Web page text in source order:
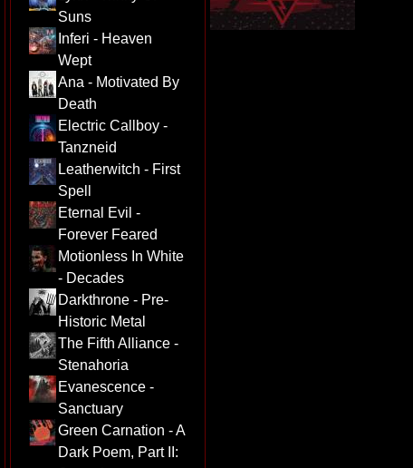
Suns
Inferi - Heaven
Wept
Ana - Motivated By
Death
Electric Callboy -
Tanzneid
Leatherwitch - First
Spell
Eternal Evil -
Forever Feared
Motionless In White
- Decades
Darkthrone - Pre-
Historic Metal
The Fifth Alliance -
Stenahoria
Evanescence -
Sanctuary
Green Carnation - A
Dark Poem, Part II: